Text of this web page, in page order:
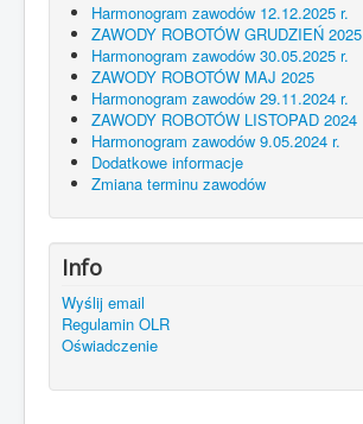
Harmonogram zawodów 12.12.2025 r.
ZAWODY ROBOTÓW GRUDZIEŃ 2025
Harmonogram zawodów 30.05.2025 r.
ZAWODY ROBOTÓW MAJ 2025
Harmonogram zawodów 29.11.2024 r.
ZAWODY ROBOTÓW LISTOPAD 2024
Harmonogram zawodów 9.05.2024 r.
Dodatkowe informacje
Zmiana terminu zawodów
Info
Wyślij email
Regulamin OLR
Oświadczenie